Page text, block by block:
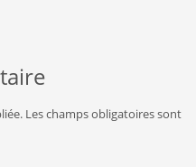
Les champs obligatoires sont